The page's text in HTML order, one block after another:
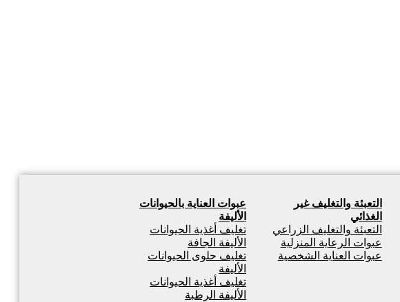
التعبئة والتغليف غير
الغذائي
التعبئة والتغليف الزراعي
عبوات الرعاية المنزلية
عبوات العناية الشخصية
عبوات العناية بالحيوانات
الأليفة
تغليف أغذية الحيوانات
الأليفة الجافة
تغليف حلوى الحيوانات
الأليفة
تغليف أغذية الحيوانات
الأليفة الرطبة